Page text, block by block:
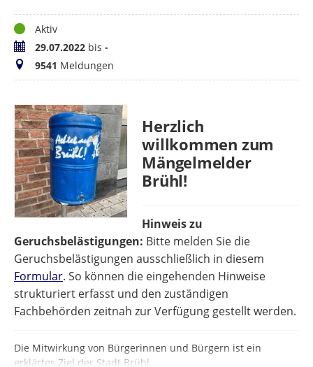
StatusAktiv
Zeitraum29.07.2022 bis -
Meldungen
9541 Meldungen
Herzlich
willkommen zum
Mängelmelder
Brühl!
Hinweis zu
Geruchsbelästigungen: Bitte melden Sie die
Geruchsbelästigungen ausschließlich in diesem
Formular. So können die eingehenden Hinweise
strukturiert erfasst und den zuständigen
Fachbehörden zeitnah zur Verfügung gestellt werden.
Die Mitwirkung von Bürgerinnen und Bürgern ist ein
erklärtes Ziel der Stadt Brühl.